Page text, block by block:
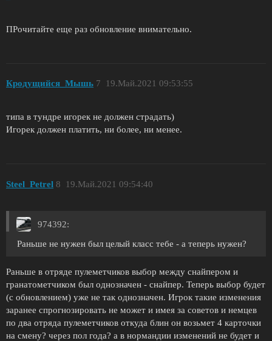
ПРочитайте еще раз обновление внимательно.
Кродущийся_Мышь 19.Май.2021 09:53:55
7
типа в тундре игорек не должен страдать)
Игорек должен платить, ни более, ни менее.
Steel_Petrel 19.Май.2021 09:54:40
8
974392:
Раньше не нужен был целый класс тебе - а теперь нужен?
Раньше в отряде пулеметчиков выбор между снайпером и
гранатометчиком был однозначен - снайпер. Теперь выбор будет
(с обновлением) уже не так однозначен. Игрок такие изменения
заранее спрогнозировать не может и имея за советов и немцев
по два отряда пулеметчиков откуда блин он возьмет 4 карточки
на смену? через пол года? а в нормандии изменений не будет и